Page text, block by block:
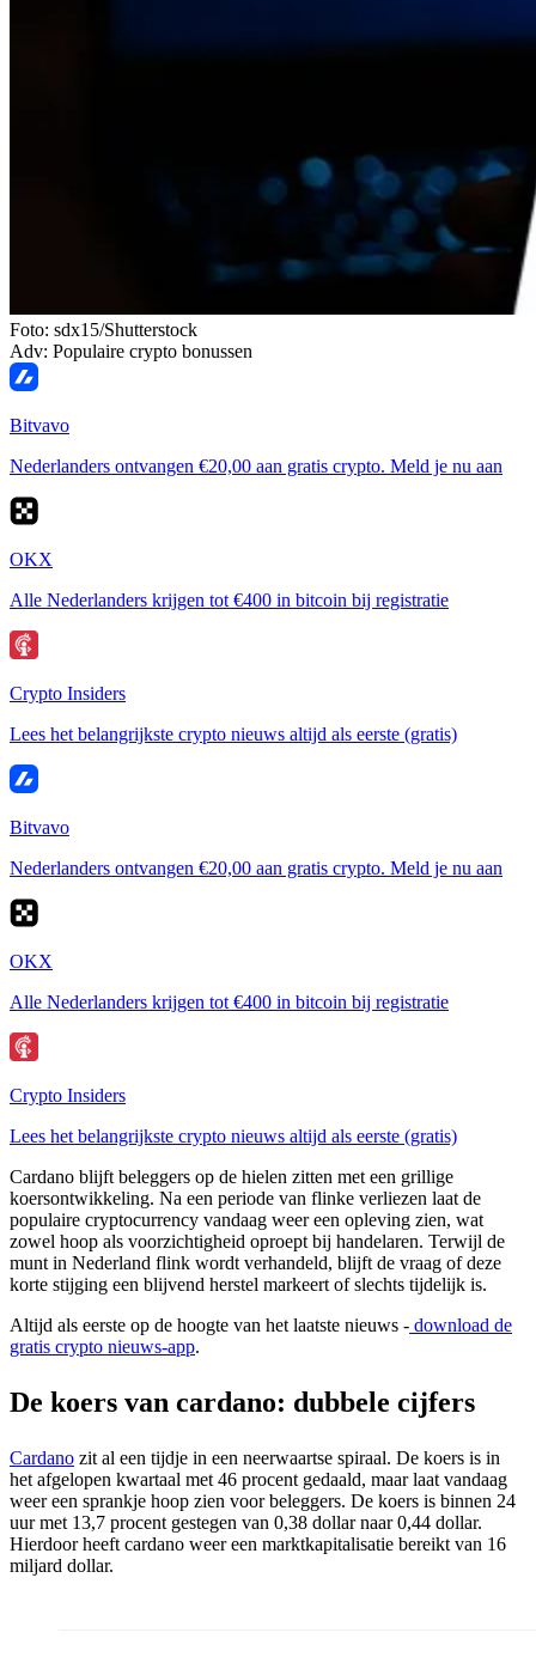
Foto: sdx15/Shutterstock
Adv: Populaire crypto bonussen
Bitvavo
Nederlanders ontvangen €20,00 aan gratis crypto. Meld je nu aan
OKX
Alle Nederlanders krijgen tot €400 in bitcoin bij registratie
Crypto Insiders
Lees het belangrijkste crypto nieuws altijd als eerste (gratis)
Bitvavo
Nederlanders ontvangen €20,00 aan gratis crypto. Meld je nu aan
OKX
Alle Nederlanders krijgen tot €400 in bitcoin bij registratie
Crypto Insiders
Lees het belangrijkste crypto nieuws altijd als eerste (gratis)
Cardano blijft beleggers op de hielen zitten met een grillige
koersontwikkeling. Na een periode van flinke verliezen laat de
populaire cryptocurrency vandaag weer een opleving zien, wat
zowel hoop als voorzichtigheid oproept bij handelaren. Terwijl de
munt in Nederland flink wordt verhandeld, blijft de vraag of deze
korte stijging een blijvend herstel markeert of slechts tijdelijk is.
Altijd als eerste op de hoogte van het laatste nieuws - download de
gratis crypto nieuws-app.
De koers van cardano: dubbele cijfers
Cardano zit al een tijdje in een neerwaartse spiraal. De koers is in
het afgelopen kwartaal met 46 procent gedaald, maar laat vandaag
weer een sprankje hoop zien voor beleggers. De koers is binnen 24
uur met 13,7 procent gestegen van 0,38 dollar naar 0,44 dollar.
Hierdoor heeft cardano weer een marktkapitalisatie bereikt van 16
miljard dollar.